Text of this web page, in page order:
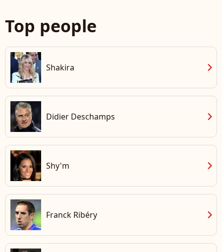
Top people
Shakira chevron_right
Didier Deschamps chevron_right
Shy'm chevron_right
Franck Ribéry chevron_right